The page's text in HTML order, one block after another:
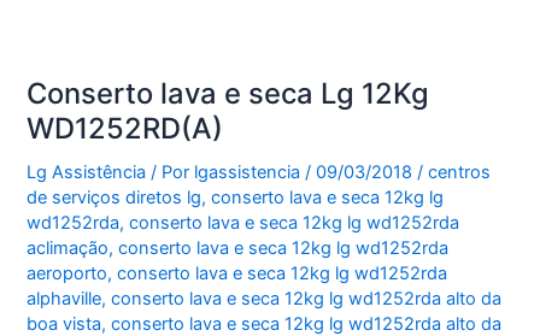
Conserto lava e seca Lg 12Kg
WD1252RD(A)
Lg Assistência / Por lgassistencia/09/03/2018 /centros
de serviços diretos lg,conserto lava e seca 12kg lg
wd1252rda,conserto lava e seca 12kg lg wd1252rda
aclimação,conserto lava e seca 12kg lg wd1252rda
aeroporto,conserto lava e seca 12kg lg wd1252rda
alphaville,conserto lava e seca 12kg lg wd1252rda alto da
boa vista,conserto lava e seca 12kg lg wd1252rda alto da